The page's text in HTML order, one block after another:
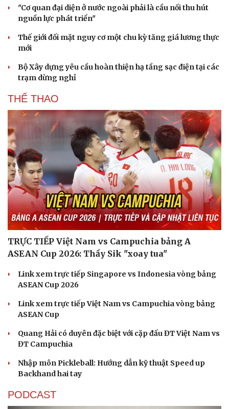
"Cơ quan đại diện ở nước ngoài phải là cầu nối thu hút
nguồn lực phát triển"
Thế giới đối mặt nguy cơ một chu kỳ tăng giá lương thực
mới
Bộ Xây dựng yêu cầu hoàn thiện hạ tầng sạc điện tại các
trạm dừng nghỉ
THỂ THAO
TRỰC TIẾP Việt Nam vs Campuchia bảng A
ASEAN Cup 2026: Thầy Sik "xoay tua"
Link xem trực tiếp Singapore vs Indonesia vòng bảng
ASEAN Cup 2026
Link xem trực tiếp Việt Nam vs Campuchia vòng bảng
ASEAN Cup
Quang Hải có duyên đặc biệt với cặp đấu ĐT Việt Nam vs
ĐT Campuchia
Nhập môn Pickleball: Hướng dẫn kỹ thuật Speed up
Backhand hai tay
PODCAST